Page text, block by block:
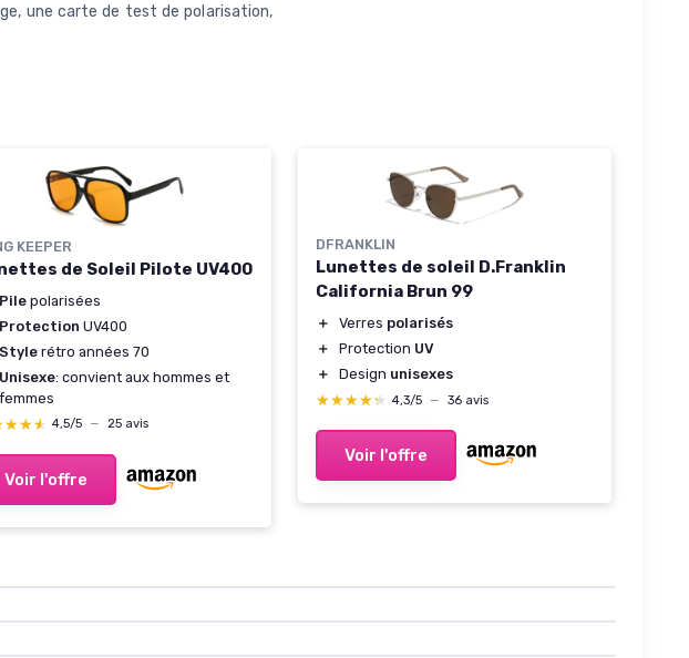
une carte de test de polarisation,
KEEPER
de Soleil Pilote UV400
Pile polarisées
Protection UV400
Style rétro années 70
Unisexe: convient aux hommes et
femmes
4,5/5 — 25 avis
Voir l'offre
DFRANKLIN
Lunettes de soleil D.Franklin
California Brun 99
＋ Verres polarisés
＋
Protection UV
＋
Design unisexes
★★★★★
★★★★★ 4,3/5 — 36 avis
Voir l'offre